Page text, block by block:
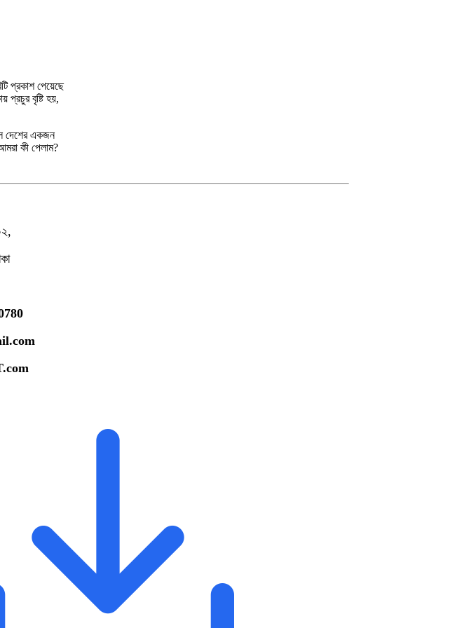
প্রকাশ পেয়েছে
প্রচুর বৃষ্টি হয়,
দেশের একজন
কী পেলাম?